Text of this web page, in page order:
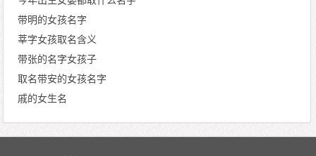
带明的女孩名字
莘字女孩取名含义
带张的名字女孩子
取名带安的女孩名字
戚的女生名
文章导航